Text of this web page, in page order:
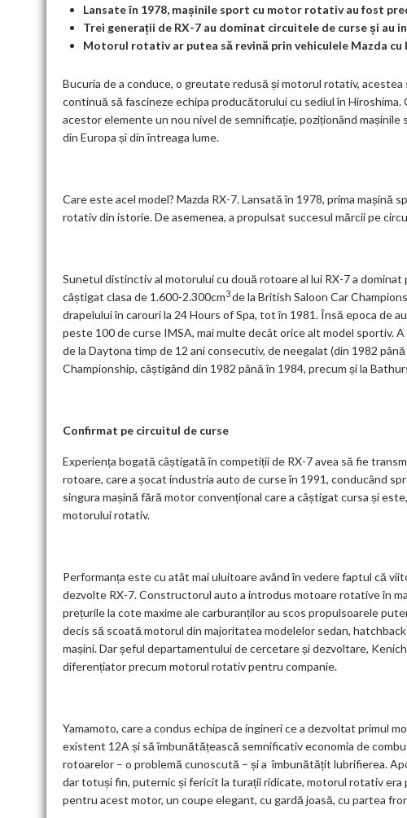
k
p
m
Lansate în 1978, mașinile sport cu motor rotativ au fost
Trei generații de RX-7 au dominat circuitele de curse și au
Motorul rotativ ar putea să revină prin vehiculele Mazda
Bucuria de a conduce, o greutate redusă și motorul rotativ,
continuă să fascineze echipa producătorului cu sediul în
acestor elemente un nou nivel de semnificație, poziționând
din Europa și din întreaga lume.
Care este acel model? Mazda RX-7. Lansată în 1978, prima
rotativ din istorie. De asemenea, a propulsat succesul mărcii pe
Sunetul distinctiv al motorului cu două rotoare al lui RX-7 a
câștigat clasa de 1.600-2.300cm3de la British Saloon Car
drapelului în carouri la 24 Hours of Spa, tot în 1981. Însă epoca de
peste 100 de curse IMSA, mai multe decât orice alt model sportiv.
de la Daytona timp de 12 ani consecutiv, de neegalat (din 1982
Championship, câștigând din 1982 până în 1984, precum și la
Confirmat pe circuitul de curse
Experiența bogată câștigată în competiții de RX-7 avea să fie
rotoare, care a șocat industria auto de curse în 1991, conducând
singura mașină fără motor convențional care a câștigat cursa și
motorului rotativ.
Performanța este cu atât mai uluitoare având în vedere faptul că
dezvolte RX-7. Constructorul auto a introdus motoare rotative în
prețurile la cote maxime ale carburanților au scos propulsoarele
decis să scoată motorul din majoritatea modelelor sedan,
mașini. Dar șeful departamentului de cercetare și dezvoltare,
diferențiator precum motorul rotativ pentru companie.
Yamamoto, care a condus echipa de ingineri ce a dezvoltat primul
existent 12A și să îmbunătățească semnificativ economia de
rotoarelor – o problemă cunoscută – și a îmbunătățit lubrifierea.
dar totuși fin, puternic și fericit la turații ridicate, motorul rotativ
pentru acest motor, un coupe elegant, cu gardă joasă, cu partea